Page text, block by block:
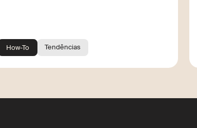
How-To Tendências